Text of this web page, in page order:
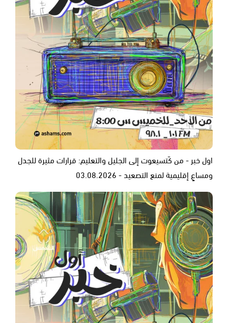
اول خبر - من كَتسيعوت إلى الجليل والتعليم: قرارات مثيرة للجدل
ومساعٍ إقليمية لمنع التصعيد - 03.08.2026